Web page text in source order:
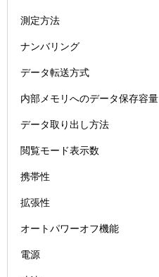
測定方法
ナンバリング
データ転送方式
内部メモリへのデータ保存容量
データ取り出し方法
閲覧モード表示数
携帯性
拡張性
オートパワーオフ機能
電源